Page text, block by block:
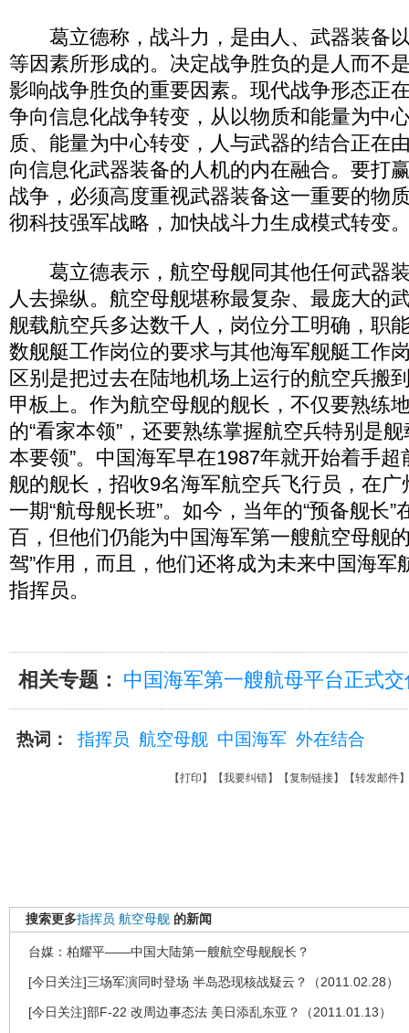
葛立德称，战斗力，是由人、武器装备
等因素所形成的。决定战争胜负的是人而不
影响战争胜负的重要因素。现代战争形态正
争向信息化战争转变，从以物质和能量为中
质、能量为中心转变，人与武器的结合正在
向信息化武器装备的人机的内在融合。要打
战争，必须高度重视武器装备这一重要的物
彻科技强军战略，加快战斗力生成模式转变
葛立德表示，航空母舰同其他任何武器
人去操纵。航空母舰堪称最复杂、最庞大的
舰载航空兵多达数千人，岗位分工明确，职
数舰艇工作岗位的要求与其他海军舰艇工作
区别是把过去在陆地机场上运行的航空兵搬
甲板上。作为航空母舰的舰长，不仅要熟练
的“看家本领”，还要熟练掌握航空兵特别是
本要领”。中国海军早在1987年就开始着手
舰的舰长，招收9名海军航空兵飞行员，在
一期“航母舰长班”。如今，当年的“预备舰长
百，但他们仍能为中国海军第一艘航空母舰
驾”作用，而且，他们还将成为未来中国海军
指挥员。
相关专题： 中国海军第一艘航母平台正式交
热词： 指挥员 航空母舰 中国海军 外在结合
【打印 】【我要纠错】【复制链接】【转发邮件
搜索更多指挥员 航空母舰 的新闻
台媒：柏耀平――中国大陆第一艘航空母舰舰长？
[今日关注]三场军演同时登场 半岛恐现核战疑云？（2011.02.28）
[今日关注]部F-22 改周边事态法 美日添乱东亚？（2011.01.13）